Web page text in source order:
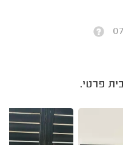
פרטי.